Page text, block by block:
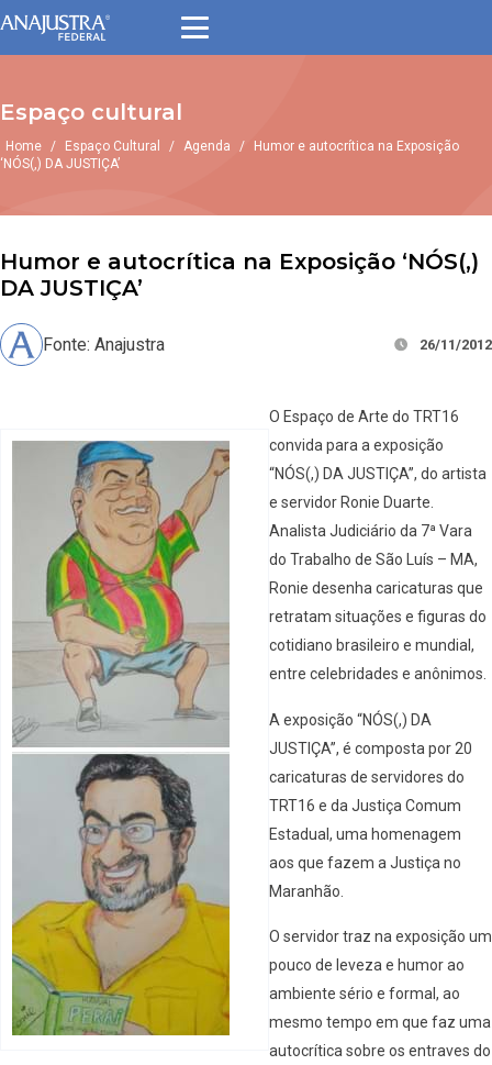
Espaço cultural
Home / Espaço Cultural / Agenda /
Humor e autocrítica na Exposição
‘NÓS(,) DA JUSTIÇA’
Humor e autocrítica na Exposição ‘NÓS(,)
DA JUSTIÇA’
Fonte: Anajustra 26/11/2012
O Espaço de Arte do TRT16
convida para a exposição
“NÓS(,) DA JUSTIÇA”, do artista
e servidor Ronie Duarte.
Analista Judiciário da 7ª Vara
do Trabalho de São Luís – MA,
Ronie desenha caricaturas que
retratam situações e figuras do
cotidiano brasileiro e mundial,
entre celebridades e anônimos.
A exposição “NÓS(,) DA
JUSTIÇA”, é composta por 20
caricaturas de servidores do
TRT16 e da Justiça Comum
Estadual, uma homenagem
aos que fazem a Justiça no
Maranhão.
O servidor traz na exposição um
pouco de leveza e humor ao
ambiente sério e formal, ao
mesmo tempo em que faz uma
autocrítica sobre os entraves do